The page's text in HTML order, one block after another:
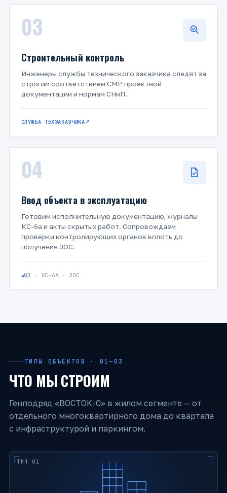
03
Строительный контроль
Инженеры службы технического заказчика следят за
строгим соответствием СМР проектной
документации и нормам СНиП.
СЛУЖБА ТЕХЗАКАЗЧИКА
04
Ввод объекта в эксплуатацию
Готовим исполнительную документацию, журналы
КС-6а и акты скрытых работ. Сопровождаем
проверки контролирующих органов вплоть до
получения ЗОС.
ИД · КС-6А · ЗОС
ТИПЫ ОБЪЕКТОВ · 01—03
ЧТО МЫ СТРОИМ
Генподряд «ВОСТОК-С» в жилом сегменте — от
отдельного многоквартирного дома до квартала
с инфраструктурой и паркингом.
ТИП 01